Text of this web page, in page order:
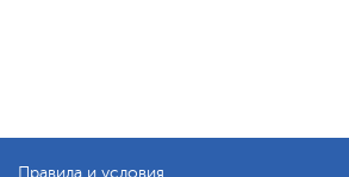
Правила и условия